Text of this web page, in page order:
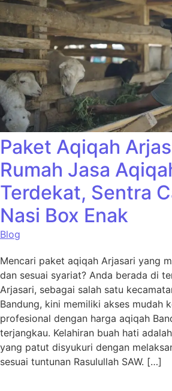
Paket Aqiqah
Rumah Jasa
Terdekat, Sentra
Nasi Box Enak
Blog
Mencari paket aqiqah Arjasari yang
dan sesuai syariat? Anda berada di
Arjasari, sebagai salah satu
Bandung, kini memiliki akses mudah
profesional dengan harga aqiqah
terjangkau. Kelahiran buah hati
yang patut disyukuri dengan
sesuai tuntunan Rasulullah SAW. […]